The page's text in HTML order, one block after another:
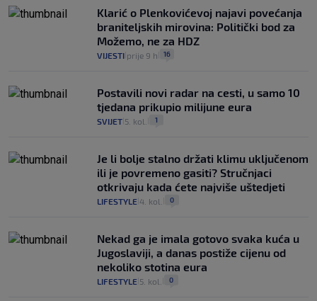
Klarić o Plenkovićevoj najavi povećanja
braniteljskih mirovina: Politički bod za
Možemo, ne za HDZ
VIJESTI prije 9 h 16
Postavili novi radar na cesti, u samo 10
tjedana prikupio milijune eura
SVIJET 5. kol. 1
Je li bolje stalno držati klimu uključenom
ili je povremeno gasiti? Stručnjaci
otkrivaju kada ćete najviše uštedjeti
LIFESTYLE 4. kol. 0
Nekad ga je imala gotovo svaka kuća u
Jugoslaviji, a danas postiže cijenu od
nekoliko stotina eura
LIFESTYLE 5. kol. 0